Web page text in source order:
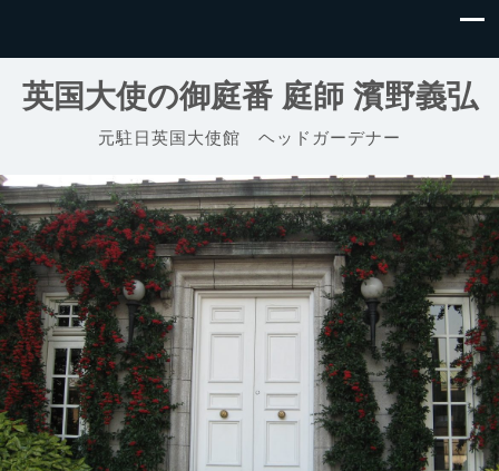
英国大使の御庭番 庭師 濱野義弘
元駐日英国大使館 ヘッドガーデナー